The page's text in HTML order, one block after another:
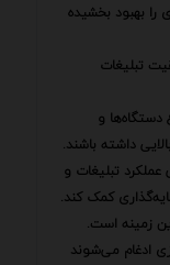
را بهبود بخشیده
تبلیغات
دستگاه‌ها و
داشته باشند.
عملکرد تبلیغات و
کمک کند.
زمینه است.
ادغام می‌شوند